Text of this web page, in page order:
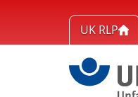
UK RLP